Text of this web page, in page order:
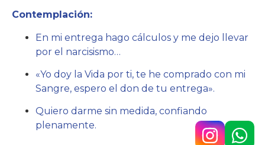
Contemplación:
En mi entrega hago cálculos y me dejo llevar
por el narcisismo…
«Yo doy la Vida por ti, te he comprado con mi
Sangre, espero el don de tu entrega».
Quiero darme sin medida, confiando
plenamente.